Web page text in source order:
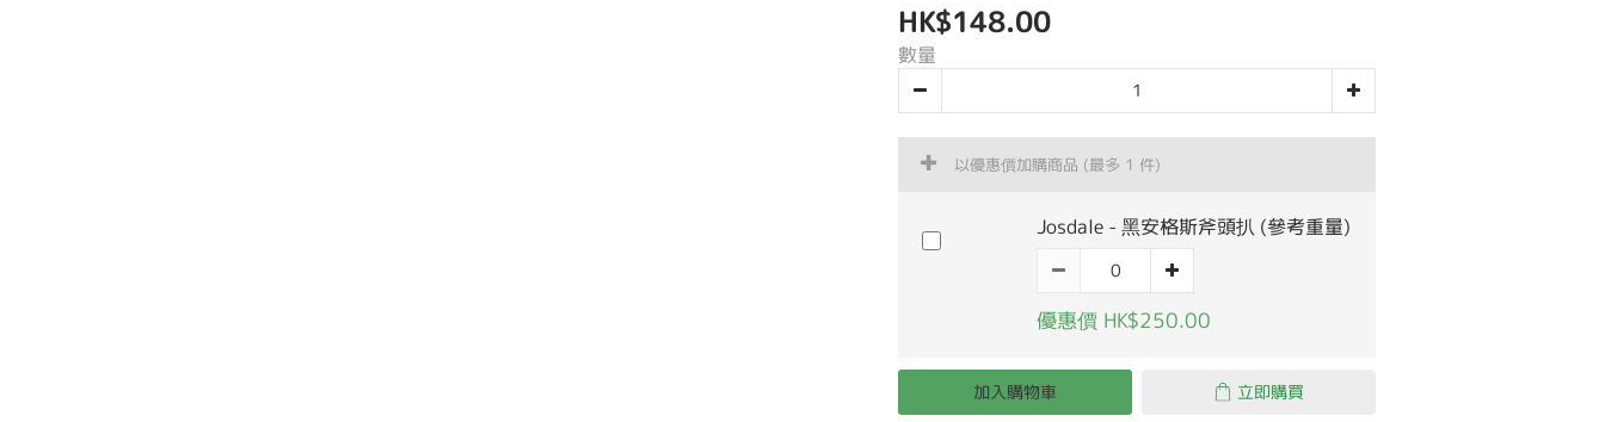
HK$148.00
數量
以優惠價加購商品 (最多 1 件)
Josdale - 黑安格斯斧頭扒 (參考重量)
優惠價 HK$250.00
加入購物車 立即購買